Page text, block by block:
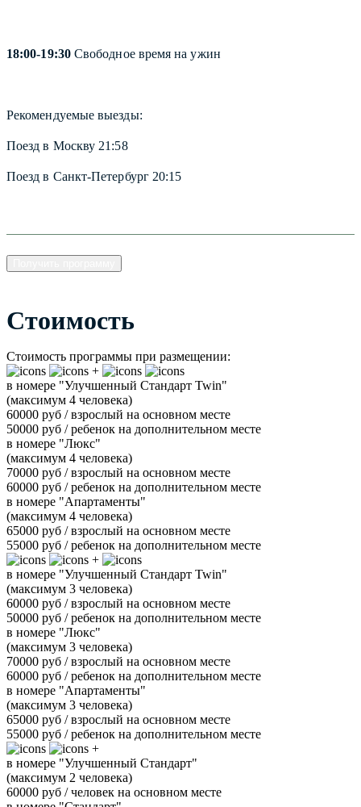
18:00-19:30Свободное время на ужин
Рекомендуемые выезды:
Поезд в Москву 21:58
Поезд в Санкт-Петербург 20:15
Стоимость
Стоимость программы при размещении:
+
в номере "Улучшенный Стандарт Twin"
(максимум 4 человека)
60000 руб / взрослый на основном месте
50000 руб / ребенок на дополнительном месте
в номере "Люкс"
(максимум 4 человека)
70000 руб / взрослый на основном месте
60000 руб / ребенок на дополнительном месте
в номере "Апартаменты"
(максимум 4 человека)
65000 руб / взрослый на основном месте
55000 руб / ребенок на дополнительном месте
+
в номере "Улучшенный Стандарт Twin"
(максимум 3 человека)
60000 руб / взрослый на основном месте
50000 руб / ребенок на дополнительном месте
в номере "Люкс"
(максимум 3 человека)
70000 руб / взрослый на основном месте
60000 руб / ребенок на дополнительном месте
в номере "Апартаменты"
(максимум 3 человека)
65000 руб / взрослый на основном месте
55000 руб / ребенок на дополнительном месте
+
в номере "Улучшенный Стандарт"
(максимум 2 человека)
60000 руб / человек на основном месте